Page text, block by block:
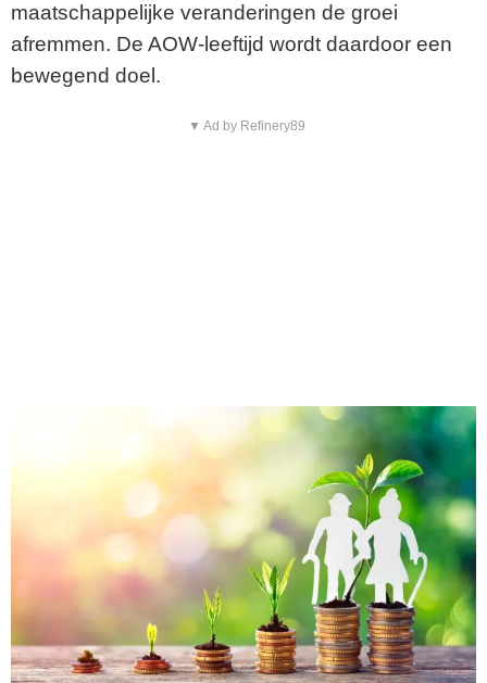
maatschappelijke veranderingen de groei
afremmen. De AOW-leeftijd wordt daardoor een
bewegend doel.
▼ Ad by Refinery89